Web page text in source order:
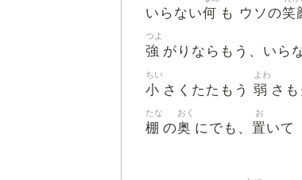
いらない何 も ウソの笑
強
つよ
がりならもう、いら
小
ちい
さくたたもう 弱
よわ
さ
棚
たな
の奥
おく
にでも、 置
お
いて